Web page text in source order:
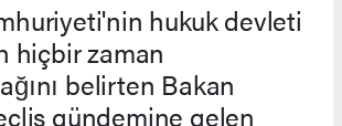
hukuk devleti
hiçbir zaman
belirten Bakan
gündemine gelen